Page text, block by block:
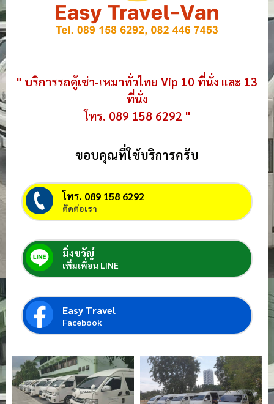
" บริการรถตู้เช่า-เหมาทั่วไทย Vip 10 ที่นั่ง และ 13
ที่นั่ง
โทร. 089 158 6292 "
ขอบคุณที่ใช้บริการครับ
โทร. 089 158 6292
ติดต่อเรา
มิ่งขวัญ์
เพิ่มเพื่อน LINE
Easy Travel
Facebook